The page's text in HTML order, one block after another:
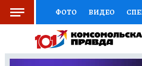
ФОТО ВИДЕО
СОЦПОДДЕРЖКА
ВЫБОР ЭКСПЕРТОВ